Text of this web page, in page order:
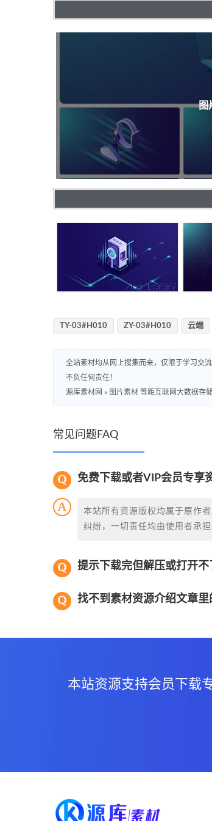
图
TY-03#H010 ZY-03#H010 云端
全站素材均从网上搜集而来，仅限于学习交
不负任何责任！
源库素材网 » 图片素材 等距互联网大数据存
常见问题FAQ
免费下载或者VIP会员专享
本站所有资源版权均属于原作
纠纷，一切责任均由使用者承
提示下载完但解压或打开不
找不到素材资源介绍文章里
本站资源支持会员下载